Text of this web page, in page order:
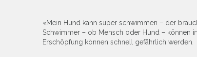
«Mein Hund kann super schwimmen – der
Schwimmer – ob Mensch oder Hund – können
Erschöpfung können schnell gefährlich werden.